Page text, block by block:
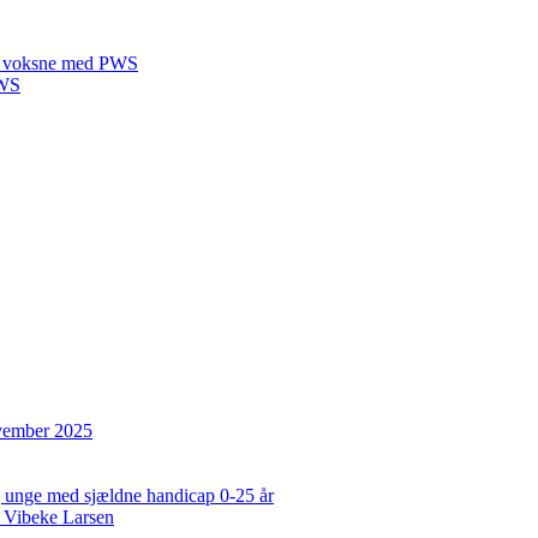
med PWS
2025
med sjældne handicap 0-25 år
Larsen